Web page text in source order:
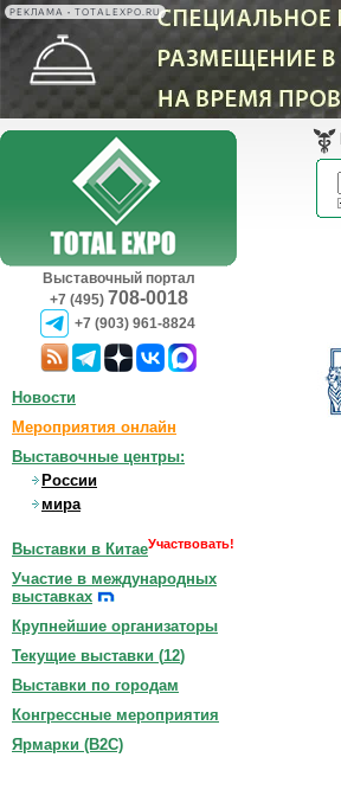
РЕКЛАМА • TOTALEXPO.RU
Выставочный портал
+7 (495) 708-0018
+7 (903) 961-8824
Новости
Мероприятия онлайн
Выставочные центры:
России
мира
Выставки в КитаеУчаствовать!
Участие в международных
выставках
Крупнейшие организаторы
Текущие выставки (12)
Выставки по городам
Конгрессные мероприятия
Ярмарки (B2C)